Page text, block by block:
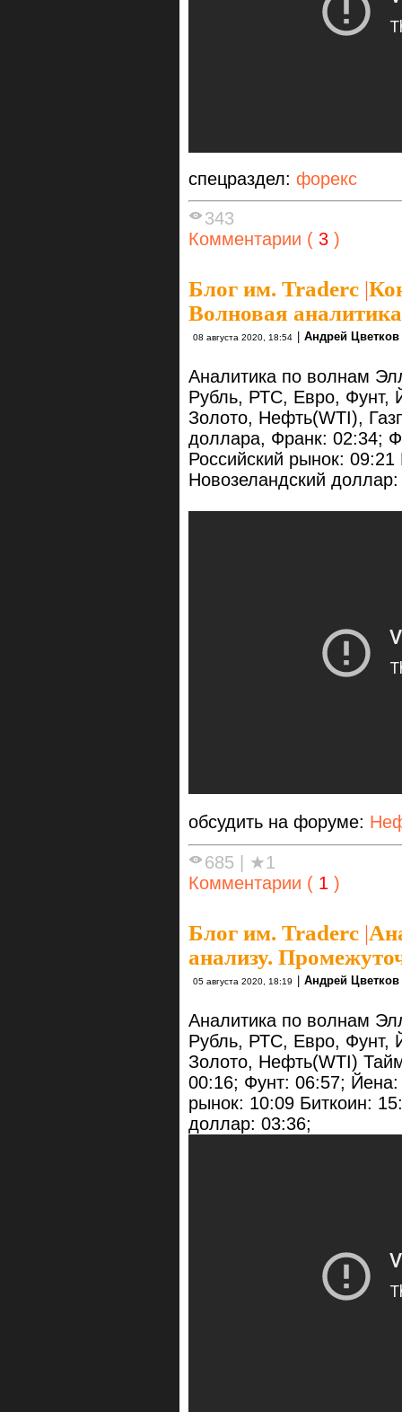
спецраздел: форекс
343
Комментарии ( 3 )
Блог им. Traderc |
Волновая
08 августа 2020, 18:54 Андрей Цветков
Аналитика по волнам
Рубль, РТС, Евро, Фунт,
Золото, Нефть(WTI),
доллара, Франк: 02:34;
Российский рынок:
Новозеландский
обсудить на форуме:
685
★1
Комментарии ( 1 )
Блог им. Traderc |
анализу.
05 августа 2020, 18:19 Андрей Цветков
Аналитика по волнам
Рубль, РТС, Евро, Фунт,
Золото, Нефть(WTI)
00:16; Фунт: 06:57;
рынок: 10:09 Биткоин:
доллар: 03:36;